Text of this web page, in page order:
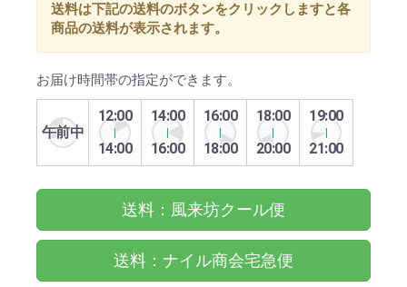
送料は下記の送料のボタンをクリックしますと各
商品の送料が表示されます。
お届け時間帯の指定ができます。
午前中
12:00
14:00
14:00
16:00
16:00
18:00
18:00
20:00
19:00
21:00
送料：風来坊クール便
送料：ナイル商会宅急便